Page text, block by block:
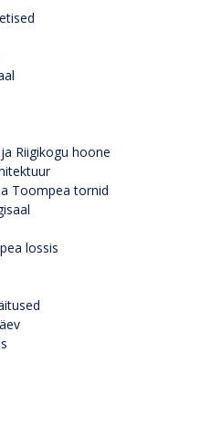
Riigikogu hoone
Toompea tornid
lossis